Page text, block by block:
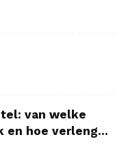
van welke
en hoe verleng...